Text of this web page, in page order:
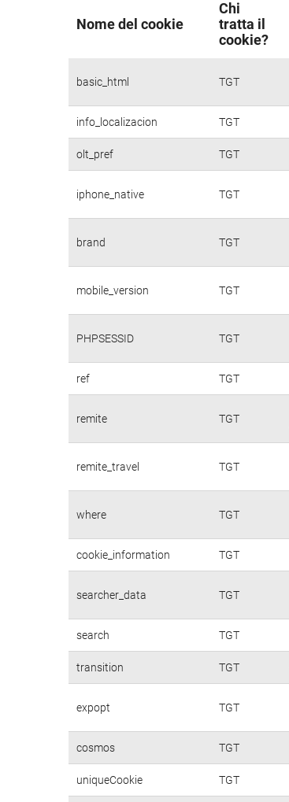
Nome del cookie
Chi
tratta il
cookie?
basic_html TGT
info_localizacion TGT
olt_pref TGT
iphone_native TGT
brand TGT
mobile_version TGT
PHPSESSID TGT
ref TGT
remite TGT
remite_travel TGT
where TGT
cookie_information TGT
searcher_data TGT
search TGT
transition TGT
expopt TGT
cosmos TGT
uniqueCookie TGT